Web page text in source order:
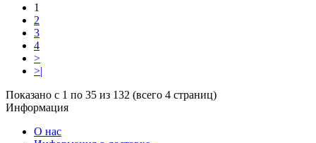
1
2
3
4
>
>|
Показано с 1 по 35 из 132 (всего 4 страниц)
Информация
О нас